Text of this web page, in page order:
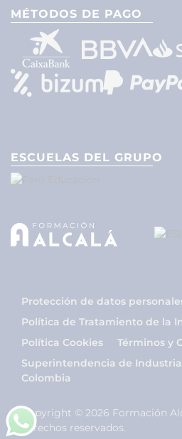
MÉTODOS DE PAGO
ESCUELAS DEL GRUPO
Protección de datos
Política de Tratamiento de la
Política Cookies
Términos y
Superintendencia de Industria
Colombia
Copyright © 2026 Formación
derechos reservados.